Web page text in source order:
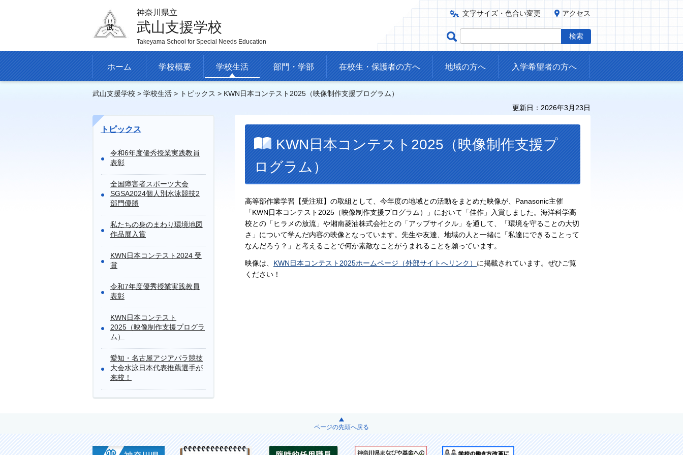
神奈川県立
武山支援学校
Takeyama School for Special Needs Education
文字サイズ・色合い変更 アクセス
ホーム 学校概要 学校生活 部門・学部 在校生・保護者の方へ 地域の方へ 入学希望者の方へ
武山支援学校 > 学校生活 > トピックス > KWN日本コンテスト2025（映像制作支援プログラム）
更新日：2026年3月23日
トピックス
令和6年度優秀授業実践教員
表彰
全国障害者スポーツ大会
SGSA2024個人別水泳競技2
部門優勝
私たちの身のまわり環境地図
作品展入賞
KWN日本コンテスト2024 受
賞
令和7年度優秀授業実践教員
表彰
KWN日本コンテスト
2025（映像制作支援プログラ
ム）
愛知・名古屋アジアパラ競技
大会水泳日本代表推薦選手が
来校！
KWN日本コンテスト2025（映像制作支援プ
ログラム）
高等部作業学習【受注班】の取組として、今年度の地域との活動をまとめた映像が、Panasonic主催
「KWN日本コンテスト2025（映像制作支援プログラム）」において「佳作」入賞しました。海洋科学高
校との「ヒラメの放流」や湘南菱油株式会社との「アップサイクル」を通して、「環境を守ることの大切
さ」について学んだ内容の映像となっています。先生や友達、地域の人と一緒に「私達にできることって
なんだろう？」と考えることで何か素敵なことがうまれることを願っています。
映像は、 KWN日本コンテスト2025ホームページ（外部サイトへリンク） に掲載されています。ぜひご覧
ください！
ページの先頭へ戻る